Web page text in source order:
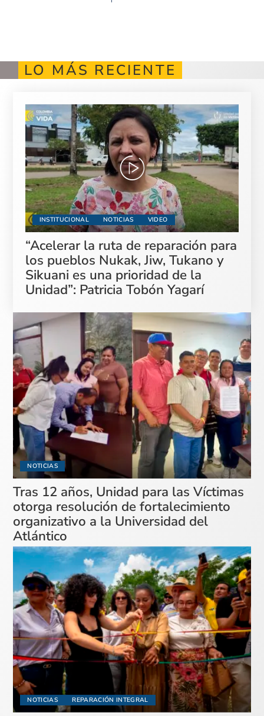
LO MÁS RECIENTE
INSTITUCIONAL NOTICIAS VIDEO
“Acelerar la ruta de reparación para
los pueblos Nukak, Jiw, Tukano y
Sikuani es una prioridad de la
Unidad”: Patricia Tobón Yagarí
NOTICIAS
Tras 12 años, Unidad para las Víctimas
otorga resolución de fortalecimiento
organizativo a la Universidad del
Atlántico
NOTICIAS REPARACIÓN INTEGRAL